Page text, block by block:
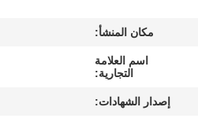
الجودة
اتصل
مكان المنشأ:
اسم العلامة
التجارية:
إصدار الشهادات: